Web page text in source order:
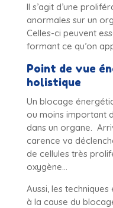
Il s’agit d’une
anormales sur un
Celles-ci peuvent
formant ce qu’on
Point de vue
holistique
Un blocage
ou moins important
dans un organe.
carence va
de cellules très
oxygène…
Aussi, les techniques
à la cause du